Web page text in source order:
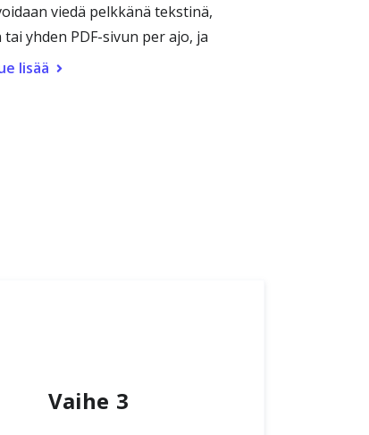
viedä pelkkänä tekstinä,
yhden PDF-sivun per ajo, ja
lisää
Vaihe 3